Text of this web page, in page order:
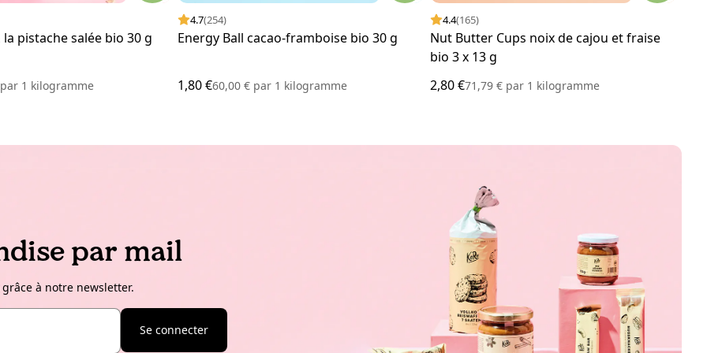
la pistache salée bio 30 g
par 1 kilogramme
4.7(254)
Energy Ball cacao-framboise bio 30 g
1,80 €60,00 € par1 kilogramme
4.4(165)
Nut Butter Cups noix de cajou et fraise
bio 3 x 13 g
2,80 €71,79 € par1 kilogramme
par mail
à notre newsletter.
Se connecter